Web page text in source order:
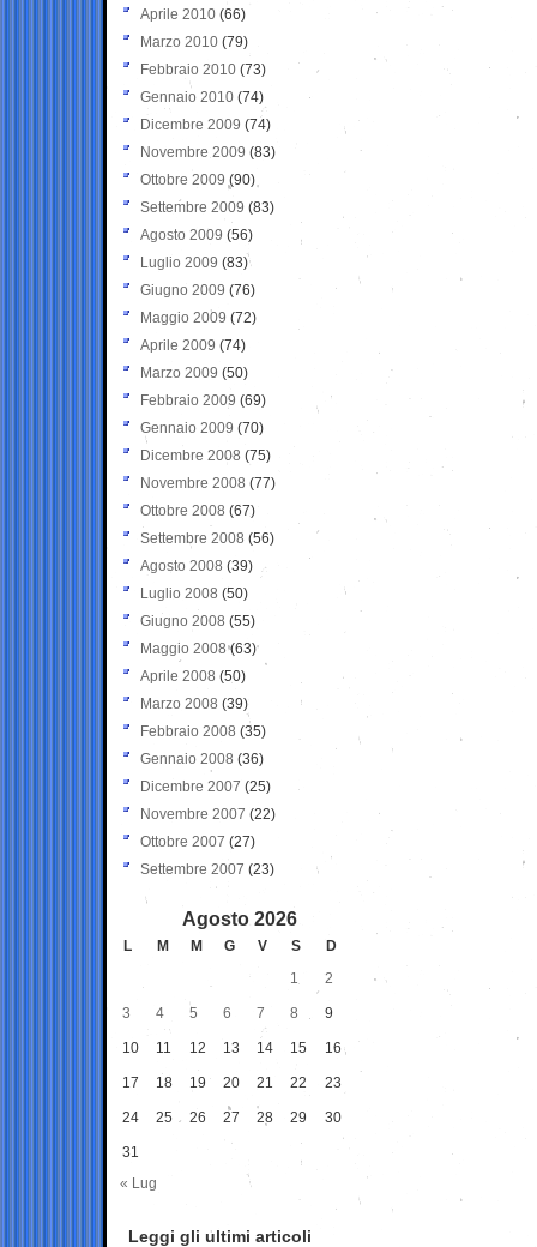
Aprile 2010 (66)
Marzo 2010 (79)
Febbraio 2010 (73)
Gennaio 2010 (74)
Dicembre 2009 (74)
Novembre 2009 (83)
Ottobre 2009 (90)
Settembre 2009 (83)
Agosto 2009 (56)
Luglio 2009 (83)
Giugno 2009 (76)
Maggio 2009 (72)
Aprile 2009 (74)
Marzo 2009 (50)
Febbraio 2009 (69)
Gennaio 2009 (70)
Dicembre 2008 (75)
Novembre 2008 (77)
Ottobre 2008 (67)
Settembre 2008 (56)
Agosto 2008 (39)
Luglio 2008 (50)
Giugno 2008 (55)
Maggio 2008(63)
Aprile 2008 (50)
Marzo 2008 (39)
Febbraio 2008 (35)
Gennaio 2008 (36)
Dicembre 2007 (25)
Novembre 2007 (22)
Ottobre 2007 (27)
Settembre 2007 (23)
Agosto 2026
L M M G V S
D
1
2
3 4 5 6 7 8 9
10 11 12 13 14 15 16
17 18 19 20 21 22 23
24 25 26 27 28 29 30
31
« Lug
Leggi gli ultimi articoli